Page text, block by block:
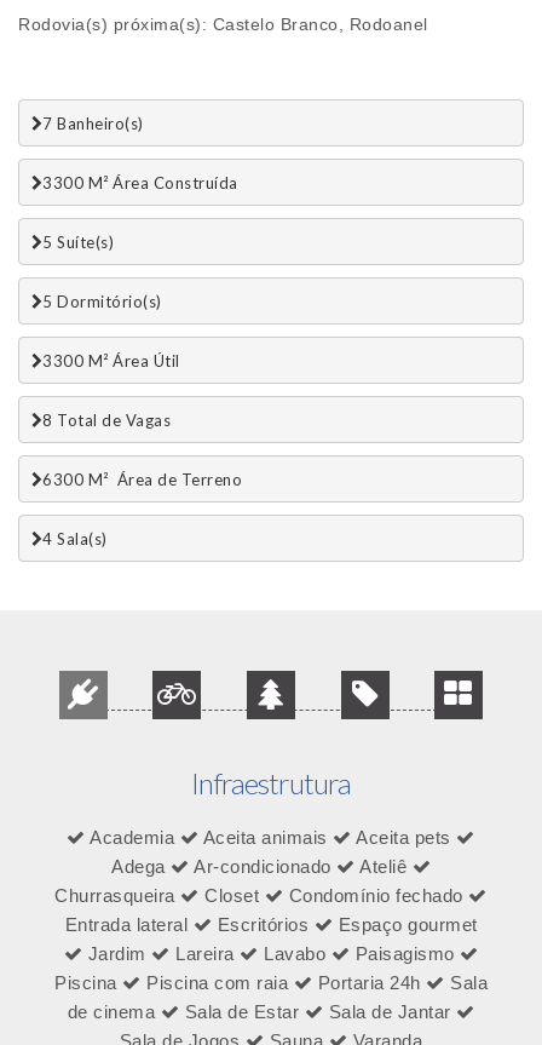
Rodovia(s) próxima(s): Castelo Branco, Rodoanel
7 Banheiro(s)
3300 M² Área Construída
5 Suí­te(s)
5 Dormitório(s)
3300 M² Área Útil
8 Total de Vagas
6300 M²  Área de Terreno
4 Sala(s)
Infraestrutura
Academia Aceita animais
Aceita pets
Adega
Ar-condicionado
Ateliê
Churrasqueira
Closet
Condomínio fechado
Entrada lateral
Escritórios
Espaço gourmet
Jardim
Lareira Lavabo
Paisagismo
Piscina
Piscina com raia Portaria 24h
Sala
de cinema
Sala de Estar
Sala de Jantar